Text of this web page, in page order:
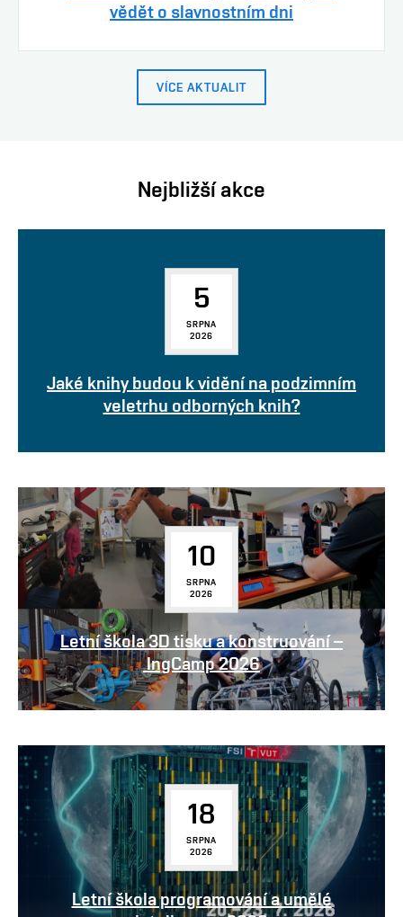
vědět o slavnostním dni
VÍCE AKTUALIT
Nejbližší akce
5
SRPNA
2026
Jaké knihy budou k vidění na podzimním
veletrhu odborných knih?
10
SRPNA
2026
Letní škola 3D tisku a konstruování –
IngCamp 2026
18
SRPNA
2026
Letní škola programování a umělé